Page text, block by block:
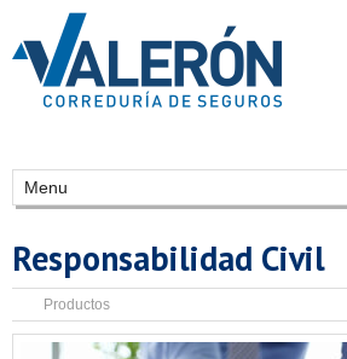
Responsabilidad Civil
Productos